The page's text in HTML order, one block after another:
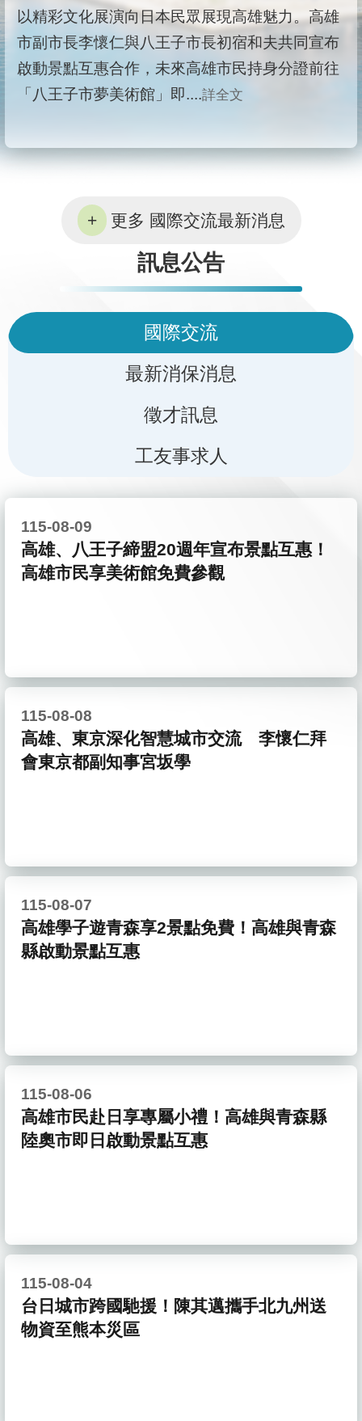
以精彩文化展演向日本民眾展現高雄魅力。高雄
市副市長李懷仁與八王子市長初宿和夫共同宣布
啟動景點互惠合作，未來高雄市民持身分證前往
「八王子市夢美術館」即....詳全文
更多 國際交流最新消息
訊息公告
國際交流
最新消保消息
徵才訊息
工友事求人
115-08-09
高雄、八王子締盟20週年宣布景點互惠！
高雄市民享美術館免費參觀
115-08-08
高雄、東京深化智慧城市交流 李懷仁拜
會東京都副知事宮坂學
115-08-07
高雄學子遊青森享2景點免費！高雄與青森
縣啟動景點互惠
115-08-06
高雄市民赴日享專屬小禮！高雄與青森縣
陸奧市即日啟動景點互惠
115-08-04
台日城市跨國馳援！陳其邁攜手北九州送
物資至熊本災區